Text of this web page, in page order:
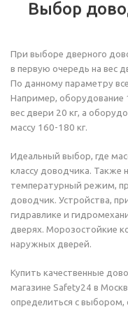
Выбор
При выборе дверного
в первую очередь на вес
По данному параметру
Например, оборудование
вес двери 20 кг, а
массу 160-180 кг.
Идеальный выбор, где
классу доводчика. Также
температурный режим,
доводчик. Устройства,
гидравлике и
дверях. Морозостойкие
наружных дверей.
Купить качественные
магазине Safety24 в
определиться с